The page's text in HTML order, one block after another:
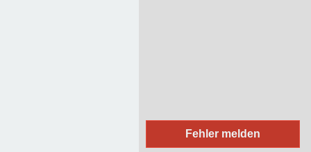
Fehler melden